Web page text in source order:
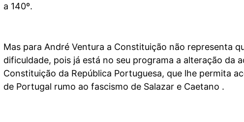
a 140º.
Mas para André Ventura a Constituição não representa
dificuldade, pois já está no seu programa a alteração da
Constituição da República Portuguesa, que lhe permita
de Portugal rumo ao fascismo de Salazar e Caetano .